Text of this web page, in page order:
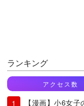
ランキング
アクセス数
【漫画】小6女